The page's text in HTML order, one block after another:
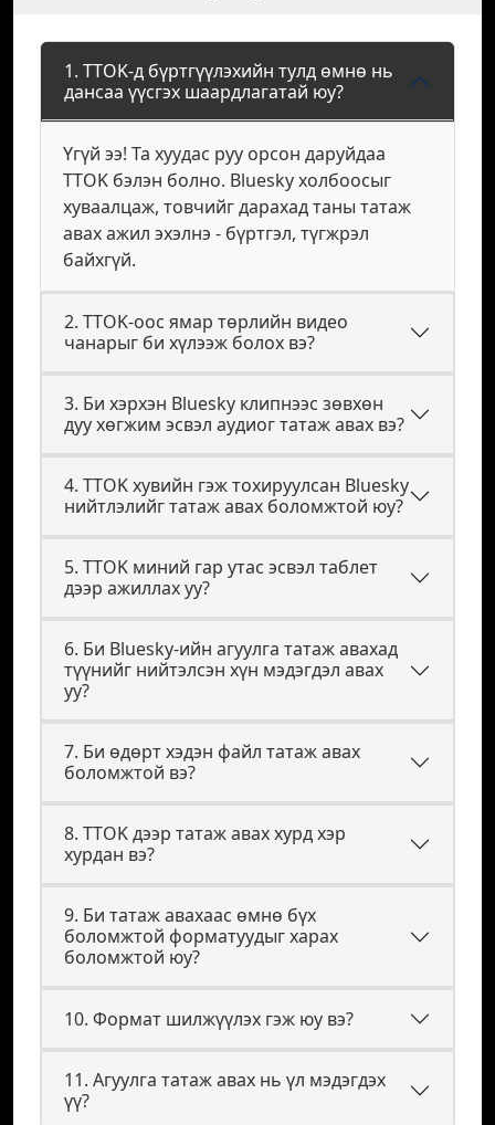
1. TTOK-д бүртгүүлэхийн тулд өмнө нь
дансаа үүсгэх шаардлагатай юу?
Үгүй ээ! Та хуудас руу орсон даруйдаа
TTOK бэлэн болно. Bluesky холбоосыг
хуваалцаж, товчийг дарахад таны татаж
авах ажил эхэлнэ - бүртгэл, түгжрэл
байхгүй.
2. TTOK-оос ямар төрлийн видео
чанарыг би хүлээж болох вэ?
3. Би хэрхэн Bluesky клипнээс зөвхөн
дуу хөгжим эсвэл аудиог татаж авах вэ?
4. TTOK хувийн гэж тохируулсан Bluesky
нийтлэлийг татаж авах боломжтой юу?
5. TTOK миний гар утас эсвэл таблет
дээр ажиллах уу?
6. Би Bluesky-ийн агуулга татаж авахад
түүнийг нийтэлсэн хүн мэдэгдэл авах
уу?
7. Би өдөрт хэдэн файл татаж авах
боломжтой вэ?
8. TTOK дээр татаж авах хурд хэр
хурдан вэ?
9. Би татаж авахаас өмнө бүх
боломжтой форматуудыг харах
боломжтой юу?
10. Формат шилжүүлэх гэж юу вэ?
11. Агуулга татаж авах нь үл мэдэгдэх
үү?